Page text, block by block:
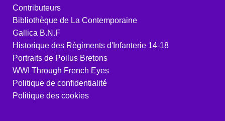
Contributeurs
Bibliothèque de La Contemporaine
Gallica B.N.F
Historique des Régiments d'Infanterie 14-18
Portraits de Poilus Bretons
WWI Through French Eyes
Politique de confidentialité
Politique des cookies